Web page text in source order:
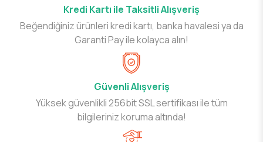
Kredi Kartı ile Taksitli Alışveriş
Beğendiğiniz ürünleri kredi kartı, banka havalesi ya da
Garanti Pay ile kolayca alın!
Güvenli Alışveriş
Yüksek güvenlikli 256bit SSL sertifikası ile tüm
bilgileriniz koruma altında!